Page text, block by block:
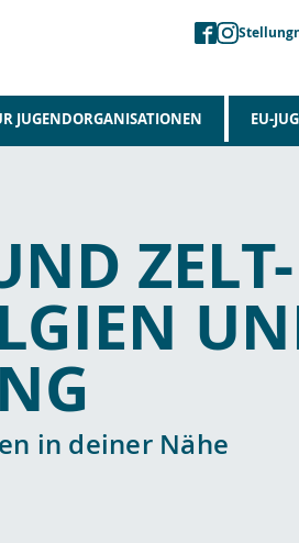
JUGENDORGANISATIONEN EU-
ZELT-
in deiner Nähe